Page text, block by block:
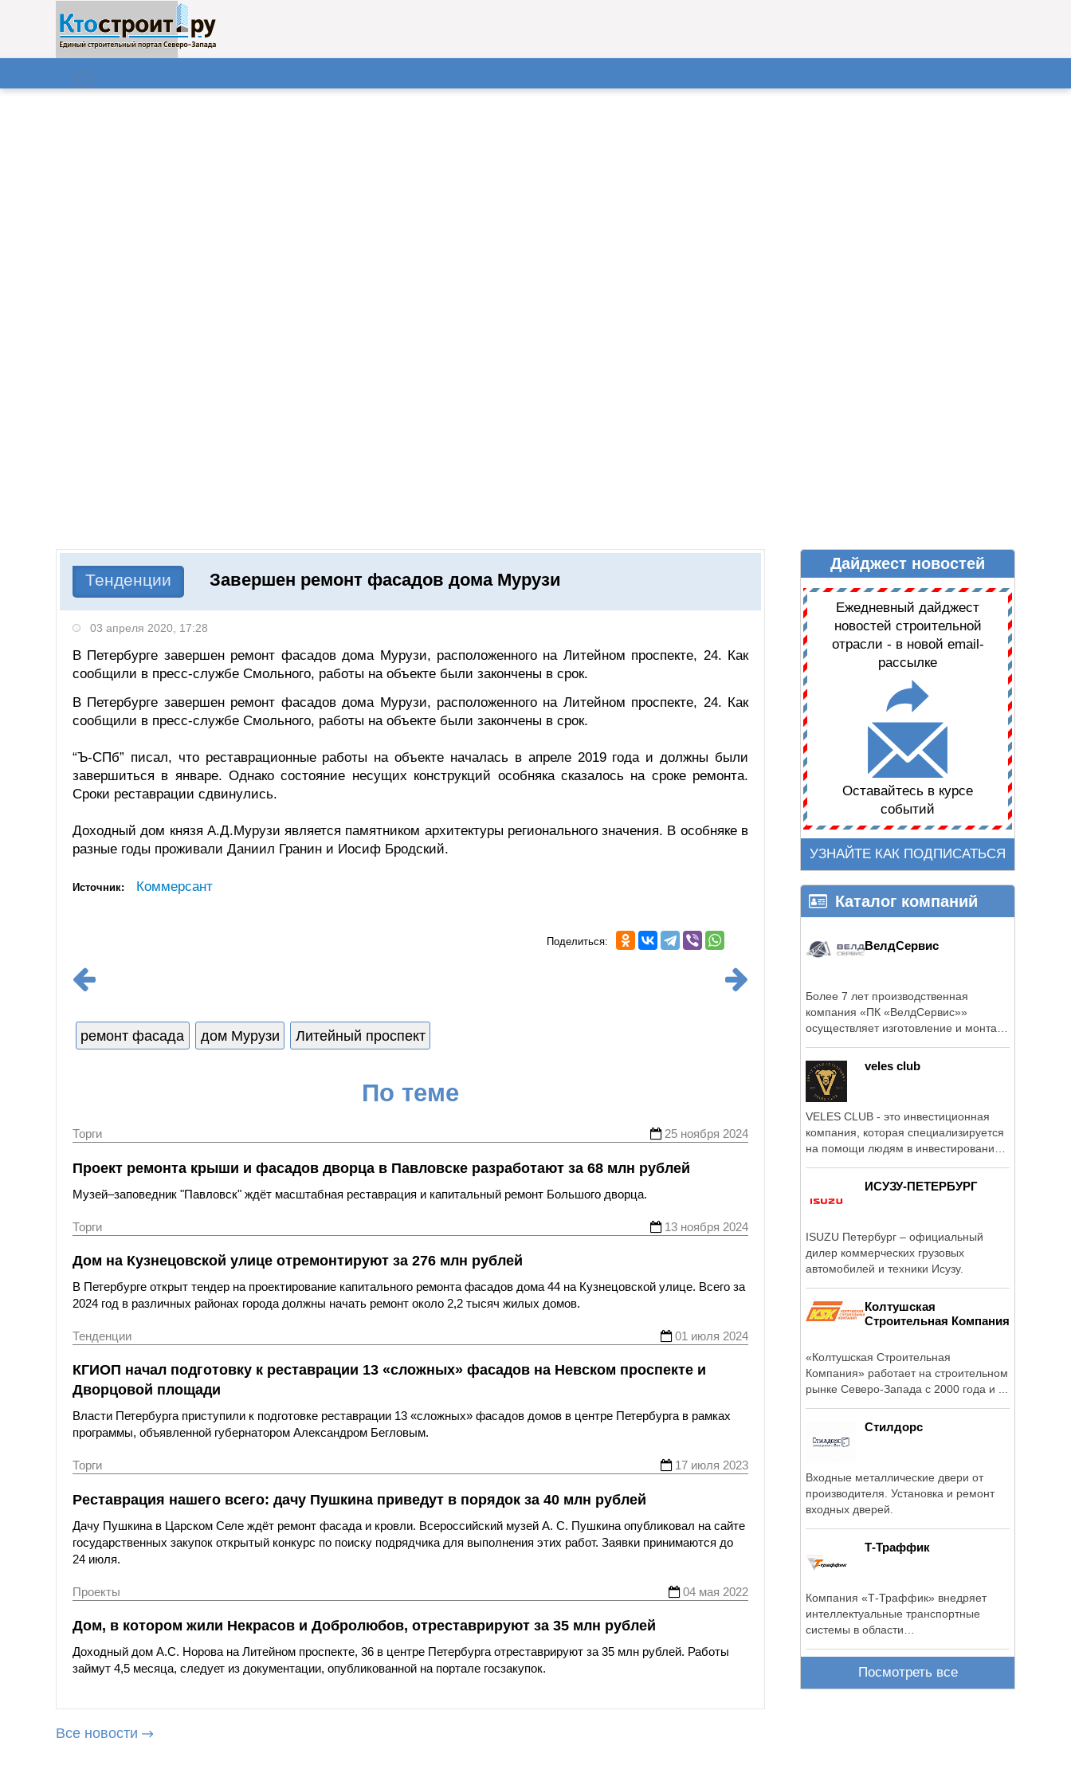
Поиск
НОВОСТИ СТАТЬИ ДАЙДЖЕСТ НОВОСТЕЙ
Тенденции Завершен ремонт фасадов дома Мурузи
03 апреля 2020, 17:28
В Петербурге завершен ремонт фасадов дома Мурузи, расположенного на Литейном проспекте, 24. Как
сообщили в пресс-службе Смольного, работы на объекте были закончены в срок.
В Петербурге завершен ремонт фасадов дома Мурузи, расположенного на Литейном проспекте, 24. Как
сообщили в пресс-службе Смольного, работы на объекте были закончены в срок.
“Ъ-СПб” писал, что реставрационные работы на объекте началась в апреле 2019 года и должны были
завершиться в январе. Однако состояние несущих конструкций особняка сказалось на сроке ремонта.
Сроки реставрации сдвинулись.
Доходный дом князя А.Д.Мурузи является памятником архитектуры регионального значения. В особняке в
разные годы проживали Даниил Гранин и Иосиф Бродский.
Источник: Коммерсант
Поделиться:
ремонт фасада дом Мурузи Литейный проспект
По теме
Торги 25 ноября 2024
Проект ремонта крыши и фасадов дворца в Павловске разработают за 68 млн рублей
Музей–заповедник "Павловск" ждёт масштабная реставрация и капитальный ремонт Большого дворца.
Торги 13 ноября 2024
Дом на Кузнецовской улице отремонтируют за 276 млн рублей
В Петербурге открыт тендер на проектирование капитального ремонта фасадов дома 44 на Кузнецовской улице. Всего за
2024 год в различных районах города должны начать ремонт около 2,2 тысяч жилых домов.
Тенденции 01 июля 2024
КГИОП начал подготовку к реставрации 13 «сложных» фасадов на Невском проспекте и
Дворцовой площади
Власти Петербурга приступили к подготовке реставрации 13 «сложных» фасадов домов в центре Петербурга в рамках
программы, объявленной губернатором Александром Бегловым.
Торги 17 июля 2023
Реставрация нашего всего: дачу Пушкина приведут в порядок за 40 млн рублей
Дачу Пушкина в Царском Селе ждёт ремонт фасада и кровли. Всероссийский музей А. С. Пушкина опубликовал на сайте
государственных закупок открытый конкурс по поиску подрядчика для выполнения этих работ. Заявки принимаются до
24 июля.
Проекты 04 мая 2022
Дом, в котором жили Некрасов и Добролюбов, отреставрируют за 35 млн рублей
Доходный дом А.С. Норова на Литейном проспекте, 36 в центре Петербурга отреставрируют за 35 млн рублей. Работы
займут 4,5 месяца, следует из документации, опубликованной на портале госзакупок.
Все новости
Дайджест новостей
Ежедневный дайджест
новостей строительной
отрасли - в новой email-
рассылке
Оставайтесь в курсе
событий
УЗНАЙТЕ КАК ПОДПИСАТЬСЯ
Каталог компаний
ВелдСервис
Более 7 лет производственная
компания «ПК «ВелдСервис»»
осуществляет изготовление и монтаж
veles club
VELES CLUB - это инвестиционная
компания, которая специализируется
на помощи людям в инвестировании в
ИСУЗУ-ПЕТЕРБУРГ
ISUZU Петербург – официальный
дилер коммерческих грузовых
автомобилей и техники Исузу.
Колтушская
Строительная Компания
«Колтушская Строительная
Компания» работает на строительном
рынке Северо-Запада с 2000 года и ...
Стилдорс
Входные металлические двери от
производителя. Установка и ремонт
входных дверей.
Т-Траффик
Компания «Т-Траффик» внедряет
интеллектуальные транспортные
системы в области
Посмотреть все